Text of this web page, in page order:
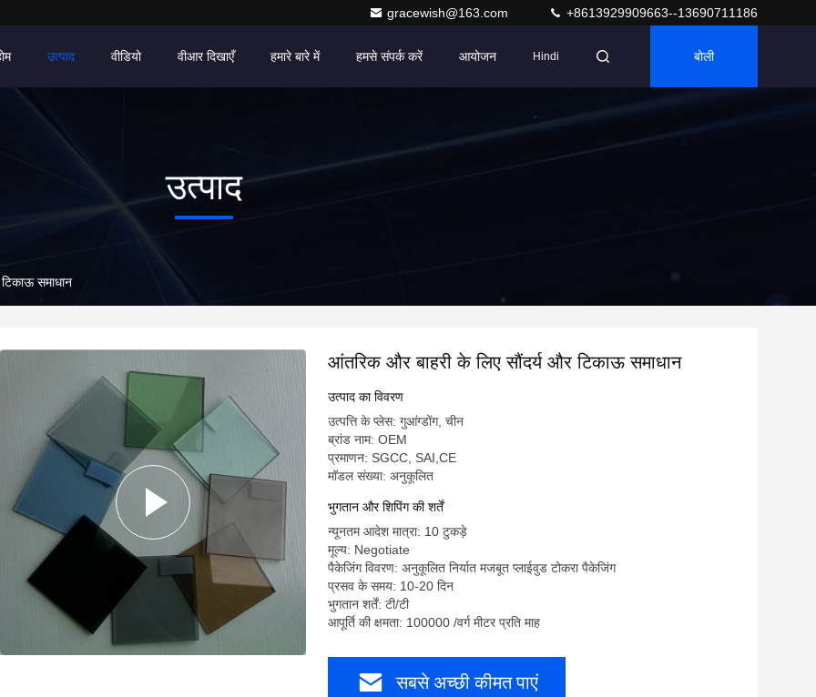
gracewish@163.com +8613929909663--13690711186
उत्पाद वीडियो वीआर दिखाएँ हमारे बारे में हमसे संपर्क करें आयोजन Hindi बोली
उत्पाद
समाधान
आंतरिक और बाहरी के लिए सौंदर्य और टिकाऊ समाधान
उत्पाद का विवरण
उत्पत्ति के प्लेस: गुआंग्डोंग, चीन
ब्रांड नाम: OEM
प्रमाणन: SGCC, SAI,CE
मॉडल संख्या: अनुकूलित
भुगतान और शिपिंग की शर्तें
न्यूनतम आदेश मात्रा: 10 टुकड़े
मूल्य: Negotiate
पैकेजिंग विवरण: अनुकूलित निर्यात मजबूत प्लाईवुड टोकरा पैकेजिंग
प्रसव के समय: 10-20 दिन
भुगतान शर्तें: टी/टी
आपूर्ति की क्षमता: 100000 /वर्ग मीटर प्रति माह
सबसे अच्छी कीमत पाएं